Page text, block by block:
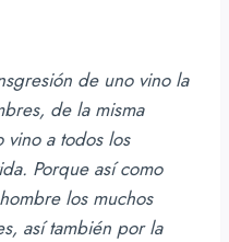
de uno vino la
de la misma
vino a todos los
Porque así como
los muchos
así también por la